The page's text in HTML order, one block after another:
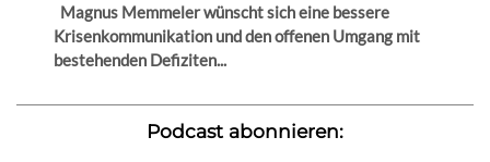
Magnus Memmeler wünscht sich eine bessere
Krisenkommunikation und den offenen Umgang mit
bestehenden Defiziten...
Podcast abonnieren: